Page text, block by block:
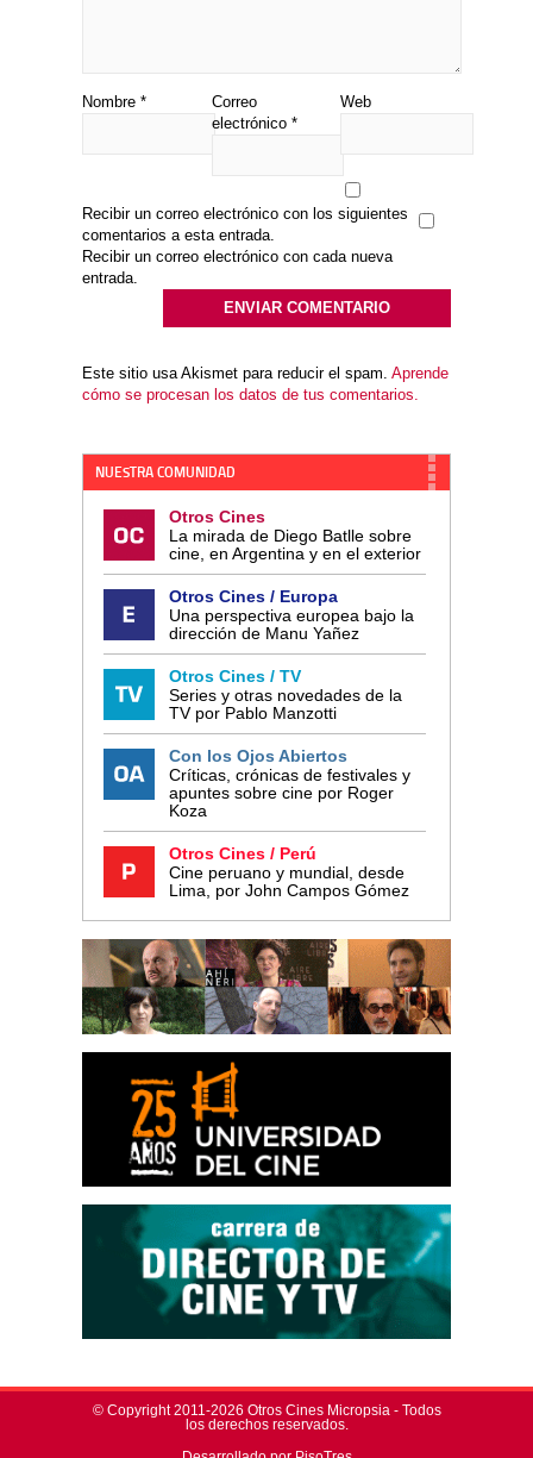
Nombre *
Correo
electrónico *
Web
Recibir un correo electrónico con los siguientes
comentarios a esta entrada.
Recibir un correo electrónico con cada nueva
entrada.
Este sitio usa Akismet para reducir el spam. Aprende
cómo se procesan los datos de tus comentarios.
NUESTRA COMUNIDAD
Otros Cines
La mirada de Diego Batlle sobre
cine, en Argentina y en el exterior
Otros Cines / Europa
Una perspectiva europea bajo la
dirección de Manu Yañez
Otros Cines / TV
Series y otras novedades de la
TV por Pablo Manzotti
Con los Ojos Abiertos
Críticas, crónicas de festivales y
apuntes sobre cine por Roger
Koza
Otros Cines / Perú
Cine peruano y mundial, desde
Lima, por John Campos Gómez
© Copyright 2011-2026 Otros Cines Micropsia - Todos
los derechos reservados.